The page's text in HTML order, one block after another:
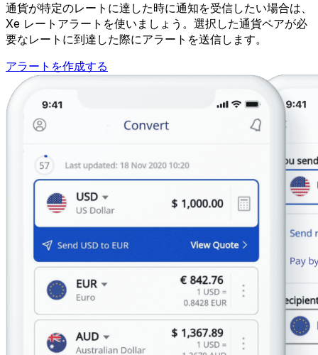
通貨が特定のレートに達した時に通知を受信したい場合は、
Xe レートアラートを使いましょう。選択した通貨ペアが必
要なレートに到達した際にアラートを送信します。
アラートを作成する